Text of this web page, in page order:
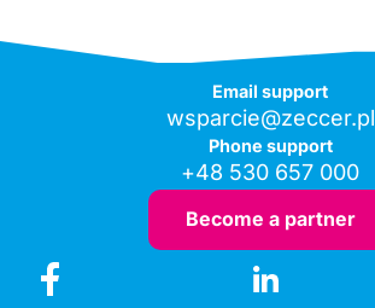
Email support
wsparcie@zeccer.pl
Phone support
+48 530 657 000
Become a partner